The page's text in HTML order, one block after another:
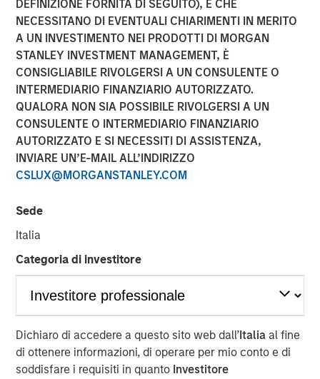
DEFINIZIONE FORNITA DI SEGUITO), E CHE
NECESSITANO DI EVENTUALI CHIARIMENTI IN MERITO
A UN INVESTIMENTO NEI PRODOTTI DI MORGAN
STANLEY INVESTMENT MANAGEMENT, È
CONSIGLIABILE RIVOLGERSI A UN CONSULENTE O
INTERMEDIARIO FINANZIARIO AUTORIZZATO.
QUALORA NON SIA POSSIBILE RIVOLGERSI A UN
CONSULENTE O INTERMEDIARIO FINANZIARIO
AUTORIZZATO E SI NECESSITI DI ASSISTENZA,
INVIARE UN’E-MAIL ALL’INDIRIZZO
CSLUX@MORGANSTANLEY.COM
Sede
Italia
Categoria di investitore
Dichiaro di accedere a questo sito web dall’Italia al fine
di ottenere informazioni, di operare per mio conto e di
soddisfare i requisiti in quanto Investitore
INSIGHTS
Understanding Fee
Netting; Does It Always
Pay Off?
30 SETTEMBRE 2025
In the realm of private investments, the concept of
beneficial strategy for investors. However, recent
research challenges this conventional wisdom,
suggesting that the benefits of fee netting are not as
clear-cut as previously thought. This article delves into
the complexities of performance fee netting, highlighting
key insights from a comprehensive study that examines
its impact on investors.